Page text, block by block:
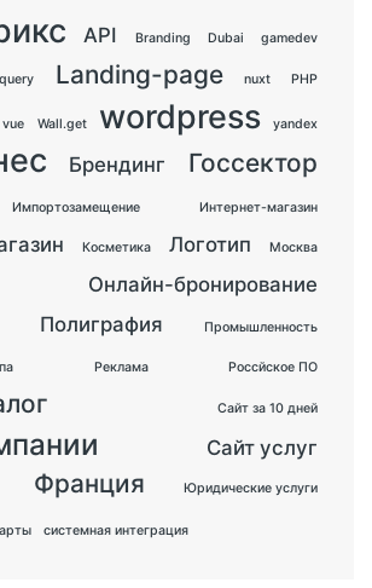
API Branding Dubai gamedev
Landing-page nuxt PHP
vue Wall.get wordpress yandex
Брендинг Госсектор
Импортозамещение Интернет-магазин
Косметика Логотип Москва
Онлайн-бронирование
Полиграфия Промышленность
Реклама Россйское ПО
Сайт за 10 дней
Сайт услуг
Франция Юридические услуги
системная интеграция